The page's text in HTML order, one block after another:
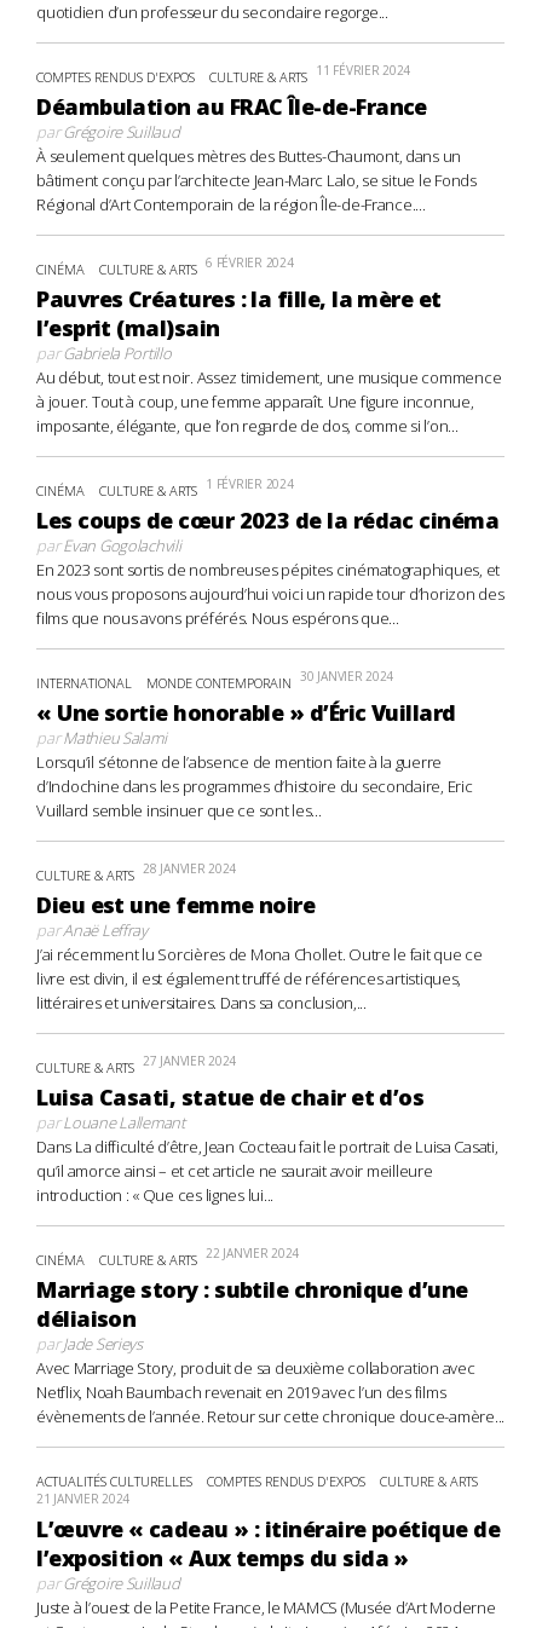
quotidien d’un professeur du secondaire regorge...
COMPTES RENDUS D'EXPOS CULTURE & ARTS 11 FÉVRIER 2024
Déambulation au FRAC Île-de-France
parGrégoire Suillaud
À seulement quelques mètres des Buttes-Chaumont, dans un
bâtiment conçu par l’architecte Jean-Marc Lalo, se situe le Fonds
Régional d’Art Contemporain de la région Île-de-France....
CINÉMA CULTURE & ARTS 6 FÉVRIER 2024
Pauvres Créatures : la fille, la mère et
l’esprit (mal)sain
parGabriela Portillo
Au début, tout est noir. Assez timidement, une musique commence
à jouer. Tout à coup, une femme apparaît. Une figure inconnue,
imposante, élégante, que l’on regarde de dos, comme si l’on...
CINÉMA CULTURE & ARTS 1 FÉVRIER 2024
Les coups de cœur 2023 de la rédac cinéma
parEvan Gogolachvili
En 2023 sont sortis de nombreuses pépites cinématographiques, et
nous vous proposons aujourd’hui voici un rapide tour d’horizon des
films que nous avons préférés. Nous espérons que...
INTERNATIONAL MONDE CONTEMPORAIN 30 JANVIER 2024
« Une sortie honorable » d’Éric Vuillard
parMathieu Salami
Lorsqu’il s’étonne de l’absence de mention faite à la guerre
d’Indochine dans les programmes d’histoire du secondaire, Eric
Vuillard semble insinuer que ce sont les...
CULTURE & ARTS 28 JANVIER 2024
Dieu est une femme noire
parAnaë Leffray
J’ai récemment lu Sorcières de Mona Chollet. Outre le fait que ce
livre est divin, il est également truffé de références artistiques,
littéraires et universitaires. Dans sa conclusion,...
CULTURE & ARTS 27 JANVIER 2024
Luisa Casati, statue de chair et d’os
parLouane Lallemant
Dans La difficulté d’être, Jean Cocteau fait le portrait de Luisa Casati,
qu’il amorce ainsi – et cet article ne saurait avoir meilleure
introduction : « Que ces lignes lui...
CINÉMA CULTURE & ARTS 22 JANVIER 2024
Marriage story : subtile chronique d’une
déliaison
parJade Serieys
Avec Marriage Story, produit de sa deuxième collaboration avec
Netflix, Noah Baumbach revenait en 2019 avec l’un des films
évènements de l’année. Retour sur cette chronique douce-amère...
ACTUALITÉS CULTURELLES COMPTES RENDUS D'EXPOS CULTURE & ARTS
21 JANVIER 2024
L’œuvre « cadeau » : itinéraire poétique de
l’exposition « Aux temps du sida »
parGrégoire Suillaud
Juste à l’ouest de la Petite France, le MAMCS (Musée d’Art Moderne